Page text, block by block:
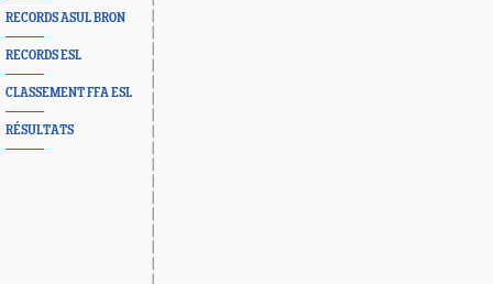
RECORDS ASUL BRON
RECORDS ESL
CLASSEMENT FFA ESL
RÉSULTATS